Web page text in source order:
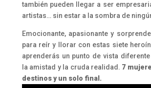
también pueden llegar a ser
artistas… sin estar a la sombra de
Emocionante, apasionante y
para reír y llorar con estas siete
aprenderás un punto de vista
la amistad y la cruda realidad. 7
destinos y un solo final.